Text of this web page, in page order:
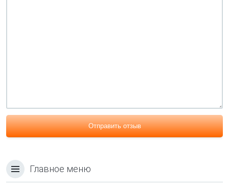
Отправить отзыв
Главное меню